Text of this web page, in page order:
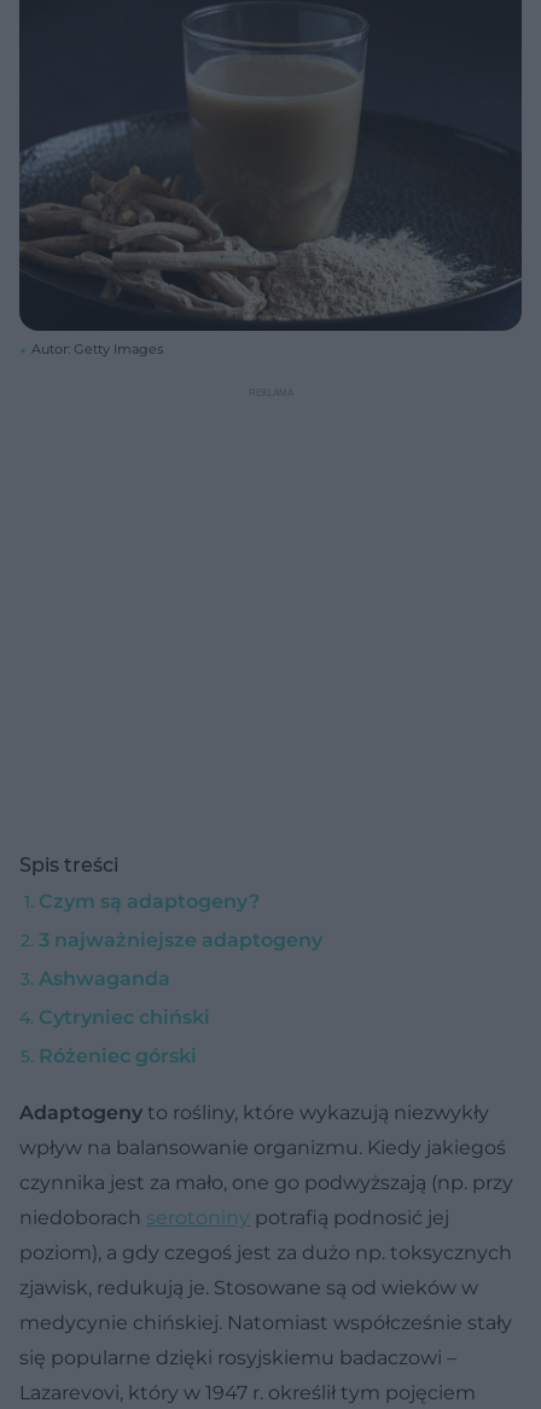
Autor: Getty Images
Spis treści
Czym są adaptogeny?
3 najważniejsze adaptogeny
Ashwaganda
Cytryniec chiński
Różeniec górski
Adaptogeny to rośliny, które wykazują niezwykły
wpływ na balansowanie organizmu. Kiedy jakiegoś
czynnika jest za mało, one go podwyższają (np. przy
niedoborach serotoniny potrafią podnosić jej
poziom), a gdy czegoś jest za dużo np. toksycznych
zjawisk, redukują je. Stosowane są od wieków w
medycynie chińskiej. Natomiast współcześnie stały
się popularne dzięki rosyjskiemu badaczowi –
Lazarevovi, który w 1947 r. określił tym pojęciem